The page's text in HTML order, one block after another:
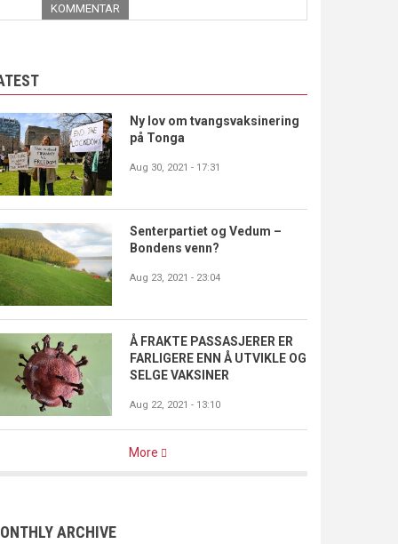
KOMMENTAR
Ny lov om tvangsvaksinering
på Tonga
Aug 30, 2021 - 17:31
Senterpartiet og Vedum –
Bondens venn?
Aug 23, 2021 - 23:04
Å FRAKTE PASSASJERER ER
FARLIGERE ENN Å UTVIKLE OG
SELGE VAKSINER
Aug 22, 2021 - 13:10
More
ARCHIVE